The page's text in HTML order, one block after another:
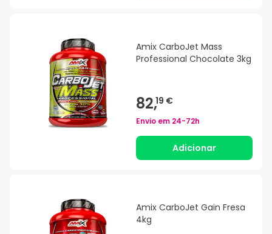
Amix CarboJet Mass
Professional Chocolate 3kg
82,19 €
Envio em 24-72h
Adicionar
Amix CarboJet Gain Fresa
4kg